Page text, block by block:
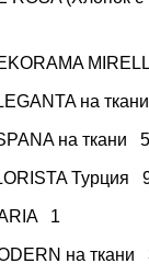
на ткани
на ткани 5
Турция
1
на ткани